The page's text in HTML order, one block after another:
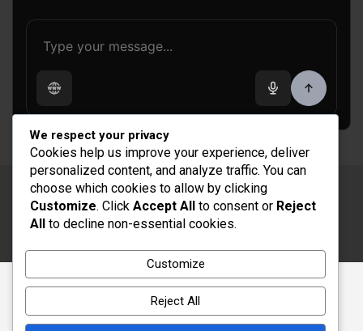
Copyright © 2026Rénovation et Décoration
Thème par :Theme Horse
We respect your privacy
Cookies help us improve your experience, deliver
personalized content, and analyze traffic. You can
choose which cookies to allow by clicking
Customize. Click Accept All to consent or Reject
All to decline non-essential cookies.
Customize
Reject All